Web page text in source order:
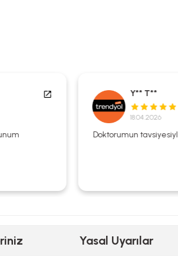
Doktorumun tavsiyesiyle aldım. Memnunum.
Yasal Uyarılar